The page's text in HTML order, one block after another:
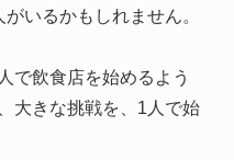
いるかもしれません。
で飲食店を始めるよう
大きな挑戦を、1人で始